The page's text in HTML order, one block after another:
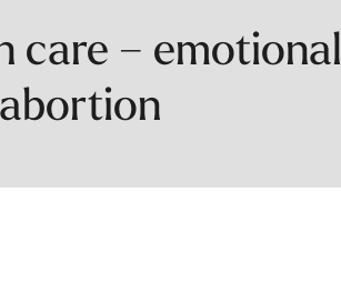
care – emotional